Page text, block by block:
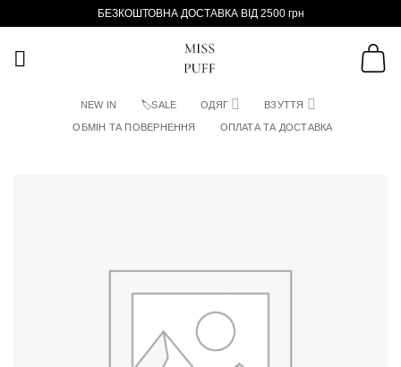
БЕЗКОШТОВНА ДОСТАВКА ВІД 2500 грн
NEW IN 🏷SALE ОДЯГ ВЗУТТЯ
ОБМІН ТА ПОВЕРНЕННЯ ОПЛАТА ТА ДОСТАВКА